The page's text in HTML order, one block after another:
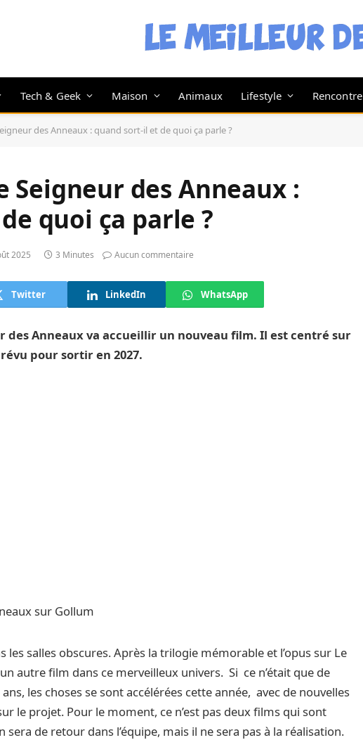
Tech & Geek Maison Animaux Lifestyle Rencontre
des Anneaux : quand sort-il et de quoi ça parle ?
Seigneur des Anneaux :
quoi ça parle ?
2025 3 Minutes Aucun commentaire
Twitter LinkedIn WhatsApp
des Anneaux va accueillir un nouveau film. Il est centré sur
pour sortir en 2027.
les salles obscures. Après la trilogie mémorable et l’opus sur Le
autre film dans ce merveilleux univers. Si ce n’était que de
les choses se sont accélérées cette année, avec de nouvelles
le projet. Pour le moment, ce n’est pas deux films qui sont
sera de retour dans l’équipe, mais il ne sera pas à la réalisation.